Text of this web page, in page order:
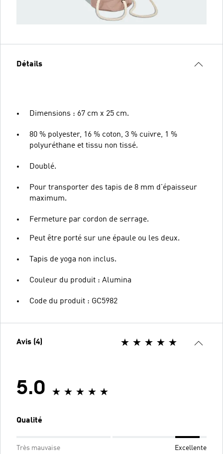
Détails
Dimensions : 67 cm x 25 cm.
80 % polyester, 16 % coton, 3 % cuivre, 1 %
polyuréthane et tissu non tissé.
Doublé.
Pour transporter des tapis de 8 mm d'épaisseur
maximum.
Fermeture par cordon de serrage.
Peut être porté sur une épaule ou les deux.
Tapis de yoga non inclus.
Couleur du produit : Alumina
Code du produit : GC5982
Avis (4)
5.0
Qualité
Très mauvaise Excellente